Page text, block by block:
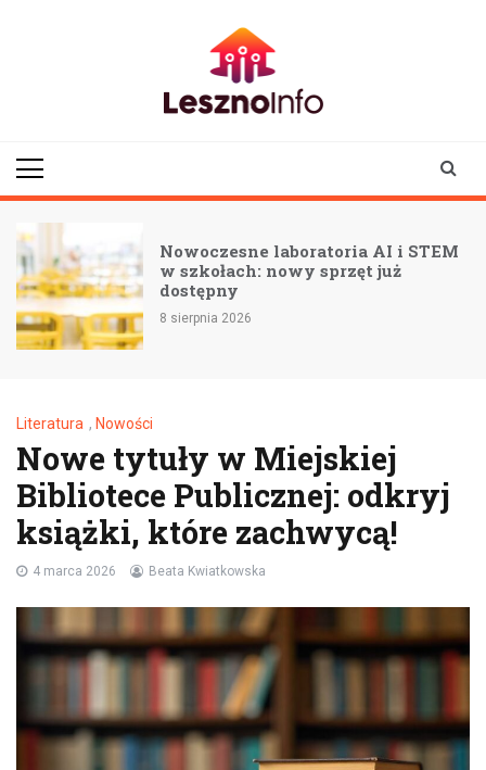
Nowoczesne laboratoria AI i STEM
w szkołach: nowy sprzęt już
dostępny
8 sierpnia 2026
Literatura , Nowości
Nowe tytuły w Miejskiej
Bibliotece Publicznej: odkryj
książki, które zachwycą!
4 marca 2026 Beata Kwiatkowska